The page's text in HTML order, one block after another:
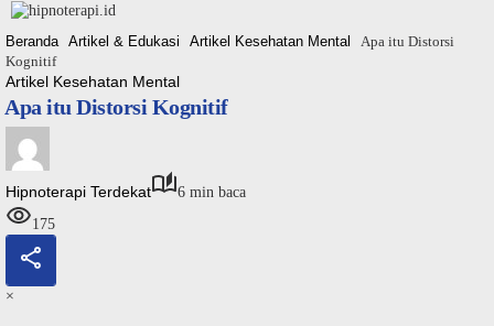
Langsung
konten
Beranda Artikel & Edukasi Artikel Kesehatan Mental
Apa itu Distorsi
Kognitif
Artikel Kesehatan Mental
Apa itu Distorsi Kognitif
Hipnoterapi Terdekat
6 min baca
175
×